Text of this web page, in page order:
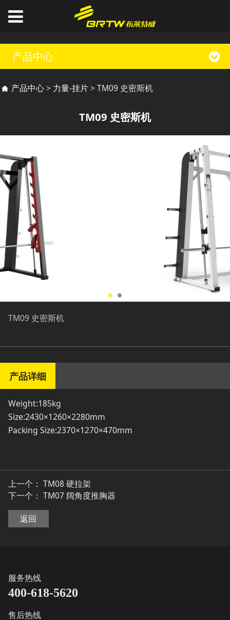
产品中心
TM09 史密斯机
产品中心> 力量-挂片>TM09 史密斯机
TM09 史密斯机
TM09 史密斯机
产品详细
Weight:185kg
Size:2430×1260×2280mm
Packing Size:2370×1270×470mm
上一个： TM08 硬拉架
下一个： TM07 阔角度推胸器
返回
服务热线
400-618-5620
售后热线